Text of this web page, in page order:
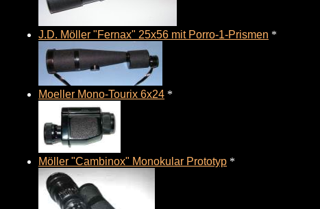
J.D. Möller "Fernax" 25x56 mit Porro-1-Prismen *
Moeller Mono-Tourix 6x24 *
Möller "Cambinox" Monokular Prototyp *